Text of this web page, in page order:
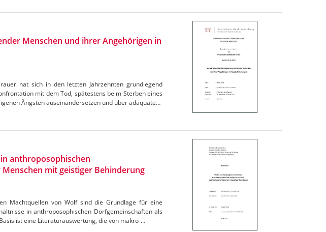
Menschen und ihrer Angehörigen in
hat sich in den letzten Jahrzehnten grundlegend
mit dem Tod, spätestens beim Sterben eines
Ängsten auseinandersetzen und über adäquate…
anthroposophischen
mit geistiger Behinderung
Machtquellen von Wolf sind die Grundlage für eine
in anthroposophischen Dorfgemeinschaften als
ist eine Literaturauswertung, die von makro-…